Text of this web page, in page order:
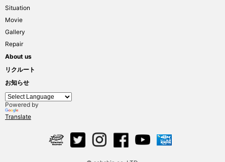
Situation
Movie
Gallery
Repair
About us
リクルート
お知らせ
Powered by
Translate